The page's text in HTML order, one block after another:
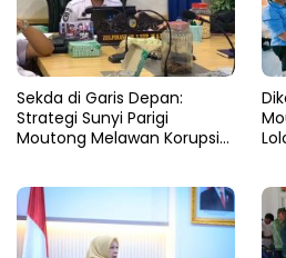
Sekda di Garis Depan:
Strategi Sunyi Parigi
Moutong Melawan Korupsi